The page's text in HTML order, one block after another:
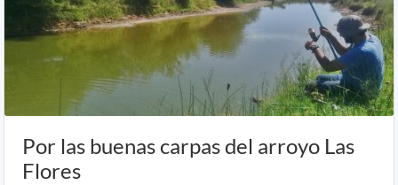
Por las buenas carpas del arroyo Las
Flores